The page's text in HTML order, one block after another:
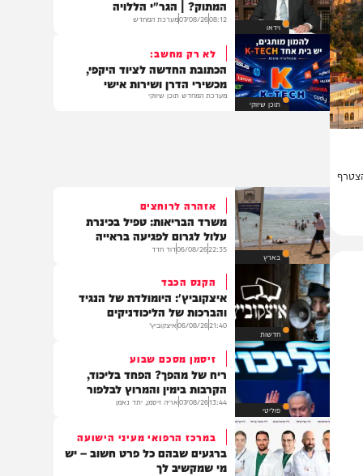
וידאו
בן פורת יוסף
מה באמת מסתתר מאחורי הפיתוי
המתוק? | הגר"י הללויה
08:12
07/08/26מערכת המחדש
לא רק מחשב:
הכתובת החדשה לציוד היקפי,
בארץ
אזהרה לרוחצים
משרד הבריאות: טפיל בכינרת
עלול לגרום לפגיעה בראייה
22:35
06/08/26דוד חדד
חדשות
הקנס הכבד
איצקוביץ': היומולדת של הנגיד
והברכות של הליכודניקים
21:40
06/08/26איצקוביץ'
פוליטי
ריח של מהפך? הפחד בליכוד,
הקרבות בימין והמרוץ לבלפור
13:44
07/08/26 אריה זיסמן, יתד נאמן